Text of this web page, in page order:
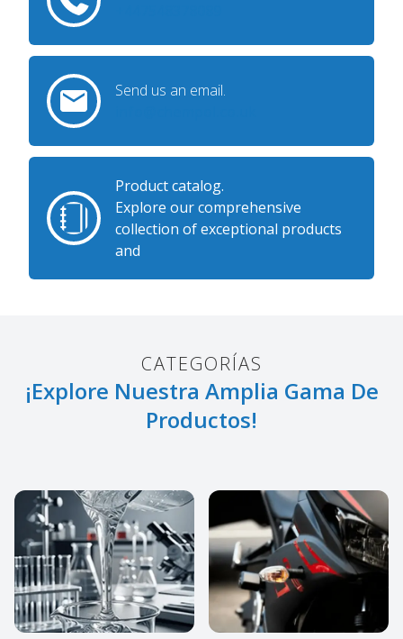
Send us an email.
Product catalog.
Explore our comprehensive
collection of exceptional products
and
CATEGORÍAS
¡Explore Nuestra Amplia Gama De
Productos!